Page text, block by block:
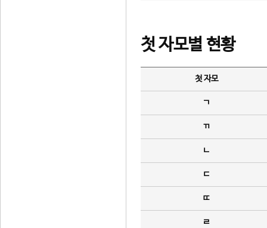
첫 자모별 현황
첫 자모
ㄱ
ㄲ
ㄴ
ㄷ
ㄸ
ㄹ